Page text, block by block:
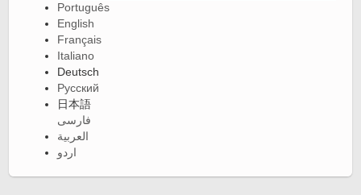
Português
English
Français
Italiano
Deutsch
Русский
日本語
فارسی
العربية
اردو